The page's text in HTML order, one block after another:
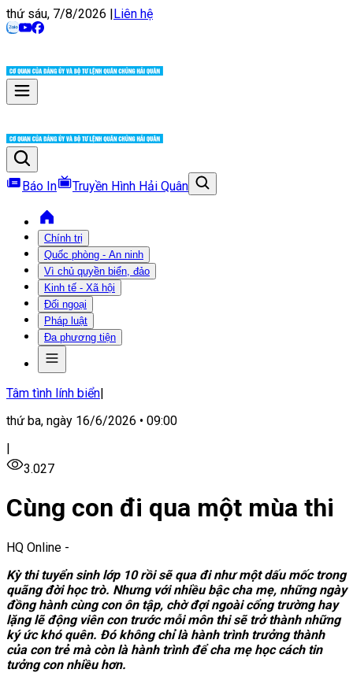
thứ sáu, 7/8/2026 |Liên hệ
Báo In Truyền Hình Hải Quân
Chính trị
Quốc phòng - An ninh
Vì chủ quyền biển, đảo
Kinh tế - Xã hội
Đối ngoại
Pháp luật
Đa phương tiện
Tâm tình lính biển|
thứ ba, ngày 16/6/2026 • 09:00
|
3.027
Cùng con đi qua một mùa thi
HQ Online -
Kỳ thi tuyển sinh lớp 10 rồi sẽ qua đi như một dấu mốc trong
quãng đời học trò. Nhưng với nhiều bậc cha mẹ, những ngày
đồng hành cùng con ôn tập, chờ đợi ngoài cổng trường hay
lặng lẽ động viên con trước mỗi môn thi sẽ trở thành những
ký ức khó quên. Đó không chỉ là hành trình trưởng thành
của con trẻ mà còn là hành trình để cha mẹ học cách tin
tưởng con nhiều hơn.